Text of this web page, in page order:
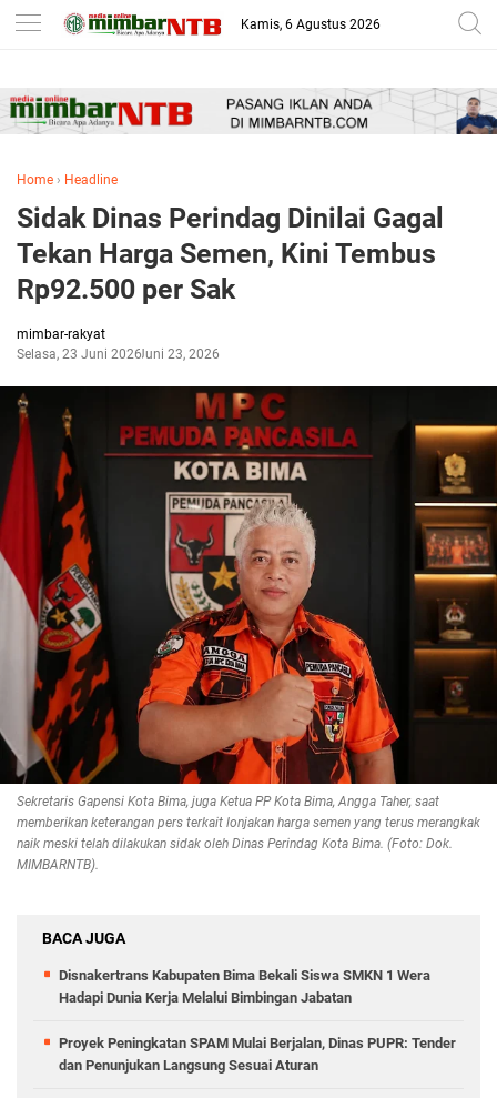
-->
Kamis, 6 Agustus 2026
Home › Headline
Sidak Dinas Perindag Dinilai Gagal
Tekan Harga Semen, Kini Tembus
Rp92.500 per Sak
mimbar-rakyat
Selasa, 23 Juni 2026Juni 23, 2026
Sekretaris Gapensi Kota Bima, juga Ketua PP Kota Bima, Angga Taher, saat
memberikan keterangan pers terkait lonjakan harga semen yang terus merangkak
naik meski telah dilakukan sidak oleh Dinas Perindag Kota Bima. (Foto: Dok.
MIMBARNTB).
BACA JUGA
Disnakertrans Kabupaten Bima Bekali Siswa SMKN 1 Wera
Hadapi Dunia Kerja Melalui Bimbingan Jabatan
Proyek Peningkatan SPAM Mulai Berjalan, Dinas PUPR: Tender
dan Penunjukan Langsung Sesuai Aturan